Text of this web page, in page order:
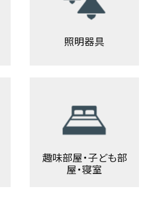
照明器具
趣味部屋・子ども部
屋・寝室